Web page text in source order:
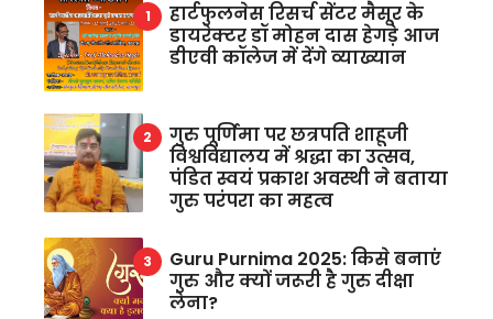
हार्टफुलनेस रिसर्च सेंटर मैसूर के
डायरेक्टर डॉ मोहन दास हेगड़े आज
डीएवी कॉलेज में देंगे व्याख्यान
गुरु पूर्णिमा पर छत्रपति शाहूजी
विश्वविद्यालय में श्रद्धा का उत्सव,
पंडित स्वयं प्रकाश अवस्थी ने बताया
गुरु परंपरा का महत्व
Guru Purnima 2025: किसे बनाएं
गुरु और क्यों जरूरी है गुरु दीक्षा
लेना?